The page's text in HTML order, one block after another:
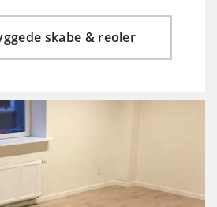
skabe & reoler